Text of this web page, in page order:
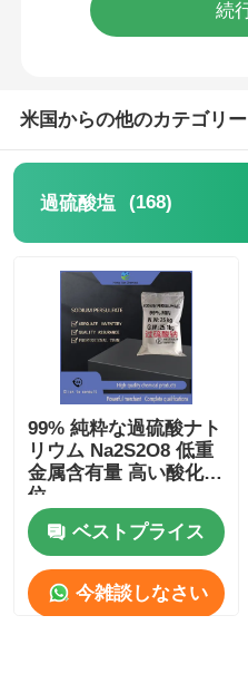
日常用化学物質
米国からの他のカテゴリー
過硫酸塩 (168)
99% 純粋な過硫酸ナト
リウム Na2S2O8 低重
金属含有量 高い酸化電
位
ベストプライス
今雑談しなさい